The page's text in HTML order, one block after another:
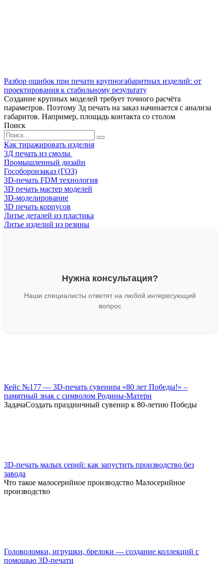
Разбор ошибок при печати крупногабаритных изделий: от
проектирования к стабильному результату
Создание крупных моделей требует точного расчёта
параметров. Поэтому 3д печать на заказ начинается с анализа
габаритов. Например, площадь контакта со столом
Поиск
Search
for:
Как тиражировать изделия
3Д печать из смолы
Промышленный дизайн
Гособоронзаказ (ГОЗ)
3D-печать FDM технология
3D печать мастер моделей
3D-моделирование
3D печать корпусов
Литье деталей из пластика
Литье изделий из резины
Нужна консультация?
Наши специалисты ответят на любой интересующий
вопрос
Кейс №177 — 3D-печать сувенира «80 лет Победы!» –
памятный знак с символом Родины-Матери
ЗадачаСоздать праздничный сувенир к 80-летию Победы
3D-печать малых серий: как запустить производство без
завода
Что такое малосерийное производство Малосерийное
производство
Головоломки, игрушки, брелоки — создание коллекций с
помощью 3D-печати